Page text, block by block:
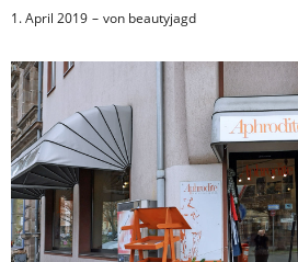
1. April 2019 von beautyjagd